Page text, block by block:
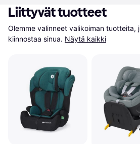
Liittyvät tuotteet
Olemme valinneet valikoiman tuotteita,
kiinnostaa sinua. Näytä kaikki